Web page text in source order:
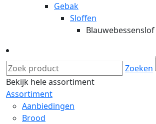
Gebak
Sloffen
Blauwebessenslof
Zoeken
Bekijk hele assortiment
Assortiment
Aanbiedingen
Brood